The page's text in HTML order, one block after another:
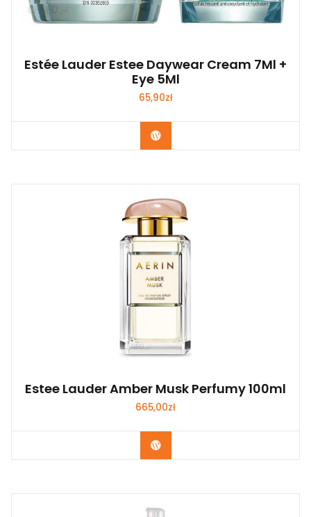
Estée Lauder Estee Daywear Cream 7Ml +
Eye 5Ml
65,90zł
Zobacz
Estee Lauder Amber Musk Perfumy 100ml
665,00zł
Zobacz